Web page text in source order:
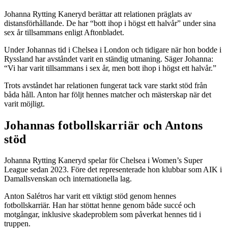
Johanna Rytting Kaneryd berättar att relationen präglats av
distansförhållande. De har “bott ihop i högst ett halvår” under sina
sex år tillsammans enligt Aftonbladet.
Under Johannas tid i Chelsea i London och tidigare när hon bodde i
Ryssland har avståndet varit en ständig utmaning. Säger Johanna:
“Vi har varit tillsammans i sex år, men bott ihop i högst ett halvår.”
Trots avståndet har relationen fungerat tack vare starkt stöd från
båda håll. Anton har följt hennes matcher och mästerskap när det
varit möjligt.
Johannas fotbollskarriär och Antons
stöd
Johanna Rytting Kaneryd spelar för Chelsea i Women’s Super
League sedan 2023. Före det representerade hon klubbar som AIK i
Damallsvenskan och internationella lag.
Anton Salétros har varit ett viktigt stöd genom hennes
fotbollskarriär. Han har stöttat henne genom både succé och
motgångar, inklusive skadeproblem som påverkat hennes tid i
truppen.